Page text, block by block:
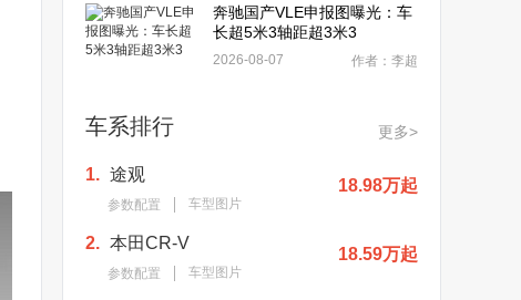
奔驰国产VLE申报图曝光：车
长超5米3轴距超3米3
2026-08-07 作者：李超
车系排行 更多>
1. 途观
参数配置 车型图片
18.98万起
2. 本田CR-V
参数配置 车型图片
18.59万起